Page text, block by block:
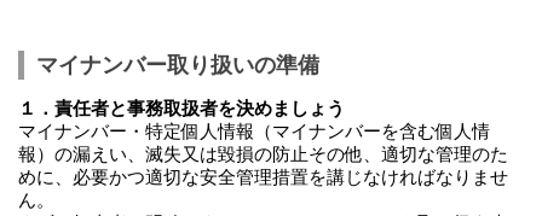
マイナンバー取り扱いの準備
１．責任者と事務取扱者を決めましょう
マイナンバー・特定個人情報（マイナンバーを含む個人情
報）の漏えい、滅失又は毀損の防止その他、適切な管理のた
めに、必要かつ適切な安全管理措置を講じなければなりませ
ん。